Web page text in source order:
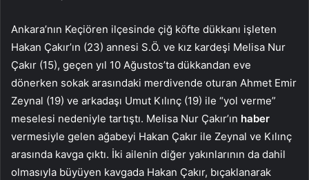
Ankara’nın Keçiören ilçesinde çiğ köfte dükkanı işleten
Hakan Çakır’ın (23) annesi S.Ö. ve kız kardeşi Melisa Nur
Çakır (15), geçen yıl 10 Ağustos’ta dükkandan eve
dönerken sokak arasındaki merdivende oturan Ahmet Emir
Zeynal (19) ve arkadaşı Umut Kılınç (19) ile “yol verme”
meselesi nedeniyle tartıştı. Melisa Nur Çakır’ın haber
vermesiyle gelen ağabeyi Hakan Çakır ile Zeynal ve Kılınç
arasında kavga çıktı. İki ailenin diğer yakınlarının da dahil
olmasıyla büyüyen kavgada Hakan Çakır, bıçaklanarak